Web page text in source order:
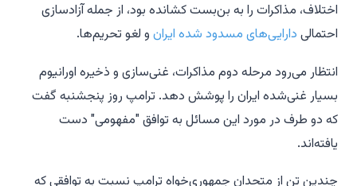
اختلاف، مذاکرات را به بن‌بست کشانده بود، از جمله آزادسازی
احتمالی دارایی‌های مسدود شده ایران و لغو تحریم‌ها.
انتظار می‌رود مرحله دوم مذاکرات، غنی‌سازی و ذخیره اورانیوم
بسیار غنی‌شده ایران را پوشش دهد. ترامپ روز پنجشنبه گفت
که دو طرف در مورد این مسائل به توافق "مفهومی" دست
یافته‌اند.
چندین تن از متحدان جمهوری‌خواه ترامپ نسبت به توافقی که